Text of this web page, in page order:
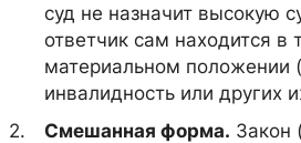
суд не назначит высокую
ответчик сам находится в
материальном положении
инвалидность или других
Смешанная форма. Закон